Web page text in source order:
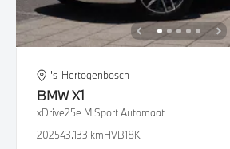
's-Hertogenbosch
BMWX1
xDrive25e M Sport Automaat
202543.133 kmHVB18K